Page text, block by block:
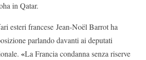
in Qatar.
esteri francese Jean-Noël Barrot ha
parlando davanti ai deputati
«La Francia condanna senza riserve